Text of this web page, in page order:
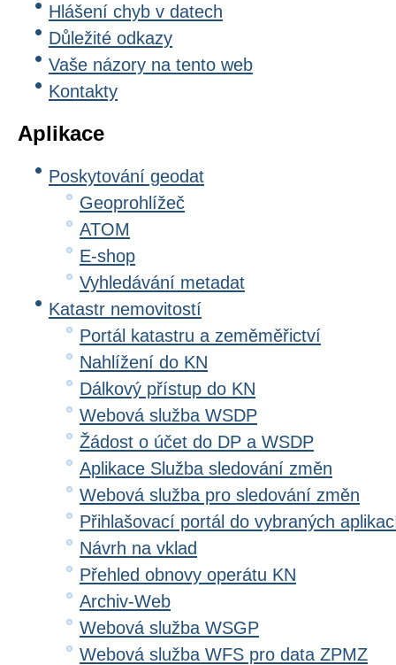
Hlášení chyb v datech
Důležité odkazy
Vaše názory na tento web
Kontakty
Aplikace
Poskytování geodat
Geoprohlížeč
ATOM
E-shop
Vyhledávání metadat
Katastr nemovitostí
Portál katastru a zeměměřictví
Nahlížení do KN
Dálkový přístup do KN
Webová služba WSDP
Žádost o účet do DP a WSDP
Aplikace Služba sledování změn
Webová služba pro sledování změn
Přihlašovací portál do vybraných
Návrh na vklad
Přehled obnovy operátu KN
Archiv-Web
Webová služba WSGP
Webová služba WFS pro data ZPMZ